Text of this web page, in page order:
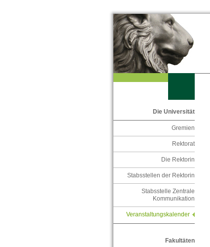
Die Universität
Gremien
Rektorat
Die Rektorin
Stabsstellen der Rektorin
Stabsstelle Zentrale
Kommunikation
Veranstaltungskalender
Fakultäten